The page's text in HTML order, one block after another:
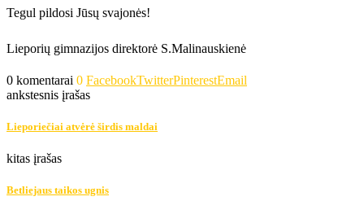
Tegul pildosi Jūsų svajonės!
Lieporių gimnazijos direktorė S.Malinauskienė
0 komentarai 0 FacebookTwitterPinterestEmail
ankstesnis įrašas
Lieporiečiai atvėrė širdis maldai
kitas įrašas
Betliejaus taikos ugnis